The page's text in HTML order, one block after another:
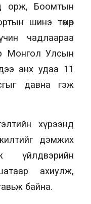
орж, Боомтын
шинэ төмөр
чадлаараа
Монгол Улсын
анх удаа 11
давна гэж
хүрээнд
дэмжих
ахиулж,
байна.